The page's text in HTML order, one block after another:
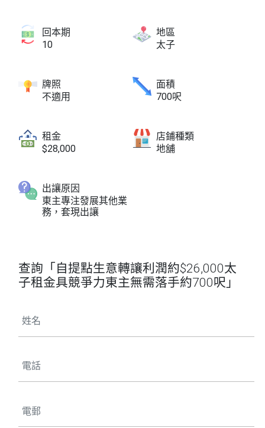
回本期
10
地區
太子
牌照
不適用
面積
700呎
租金
$28,000
店鋪種類
地舖
出讓原因
東主專注發展其他業
務，套現出讓
查詢「自提點生意轉讓利潤約$26,000太
子租金具競爭力東主無需落手約700呎」